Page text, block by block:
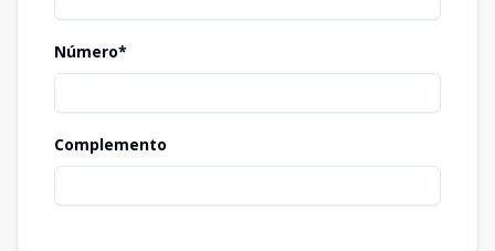
Número*
Complemento